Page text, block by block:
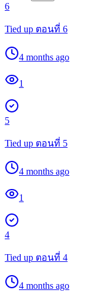
6
Tied up ตอนที่ 6
4 months ago
1
5
Tied up ตอนที่ 5
4 months ago
1
4
Tied up ตอนที่ 4
4 months ago